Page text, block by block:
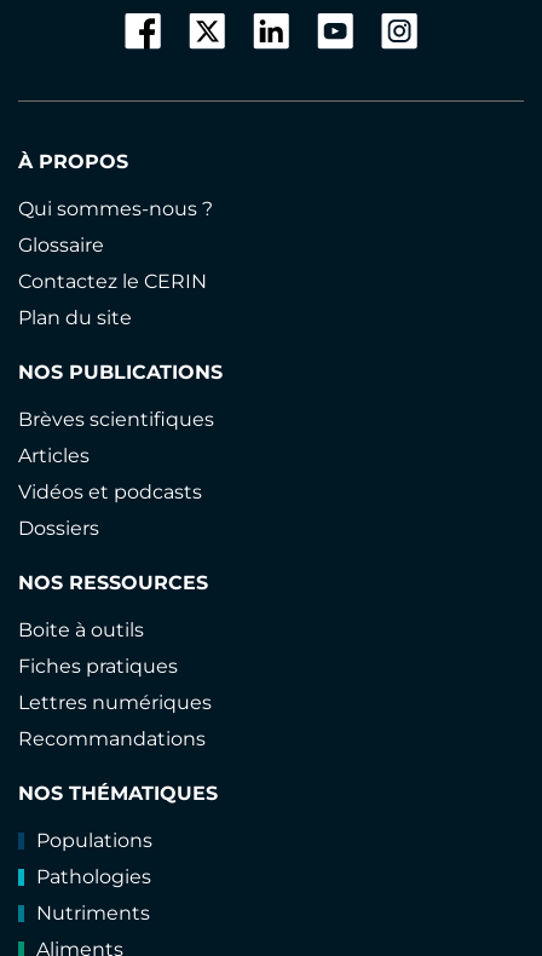
À PROPOS
Qui sommes-nous ?
Glossaire
Contactez le CERIN
Plan du site
NOS PUBLICATIONS
Brèves scientifiques
Articles
Vidéos et podcasts
Dossiers
NOS RESSOURCES
Boite à outils
Fiches pratiques
Lettres numériques
Recommandations
NOS THÉMATIQUES
Populations
Pathologies
Nutriments
Aliments